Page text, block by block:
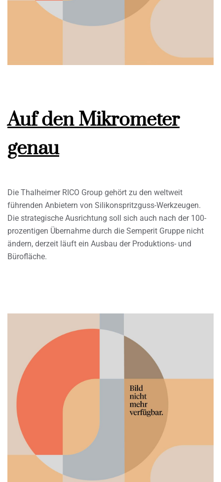
Auf den Mikrometer
genau
Die Thalheimer RICO Group gehört zu den weltweit
führenden Anbietern von Silikonspritzguss-Werkzeugen.
Die strategische Ausrichtung soll sich auch nach der 100-
prozentigen Übernahme durch die Semperit Gruppe nicht
ändern, derzeit läuft ein Ausbau der Produktions- und
Bürofläche.